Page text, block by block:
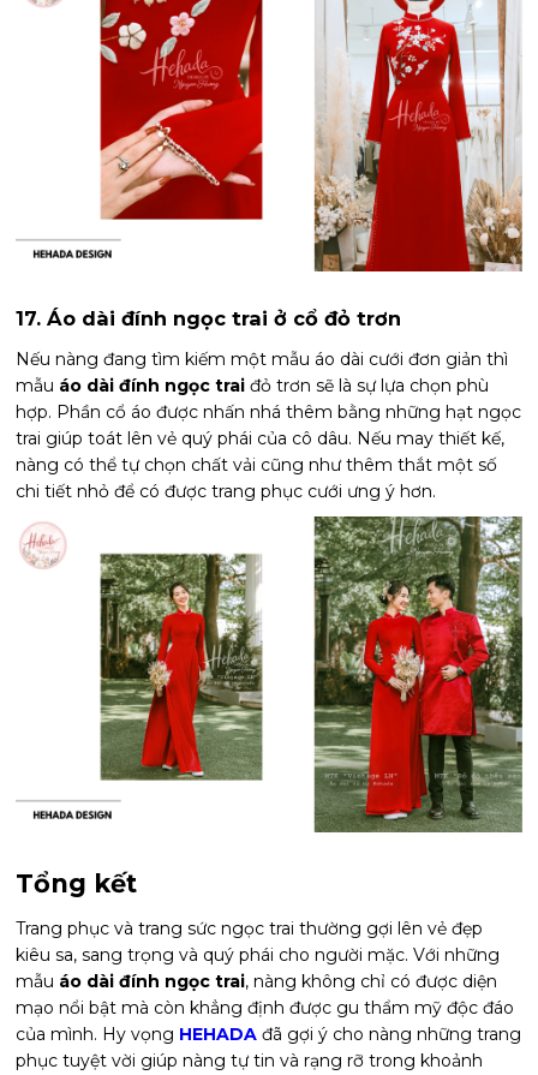
17. Áo dài đính ngọc trai ở cổ đỏ trơn
Nếu nàng đang tìm kiếm một mẫu áo dài cưới đơn giản thì
mẫu áo dài đính ngọc trai đỏ trơn sẽ là sự lựa chọn phù
hợp. Phần cổ áo được nhấn nhá thêm bằng những hạt ngọc
trai giúp toát lên vẻ quý phái của cô dâu. Nếu may thiết kế,
nàng có thể tự chọn chất vải cũng như thêm thắt một số
chi tiết nhỏ để có được trang phục cưới ưng ý hơn.
Tổng kết
Trang phục và trang sức ngọc trai thường gợi lên vẻ đẹp
kiêu sa, sang trọng và quý phái cho người mặc. Với những
mẫu áo dài đính ngọc trai, nàng không chỉ có được diện
mạo nổi bật mà còn khẳng định được gu thẩm mỹ độc đáo
của mình. Hy vọng HEHADA đã gợi ý cho nàng những trang
phục tuyệt vời giúp nàng tự tin và rạng rỡ trong khoảnh